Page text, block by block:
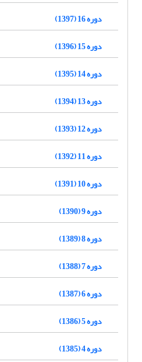
دوره 16 (1397)
دوره 15 (1396)
دوره 14 (1395)
دوره 13 (1394)
دوره 12 (1393)
دوره 11 (1392)
دوره 10 (1391)
دوره 9 (1390)
دوره 8 (1389)
دوره 7 (1388)
دوره 6 (1387)
دوره 5 (1386)
دوره 4 (1385)